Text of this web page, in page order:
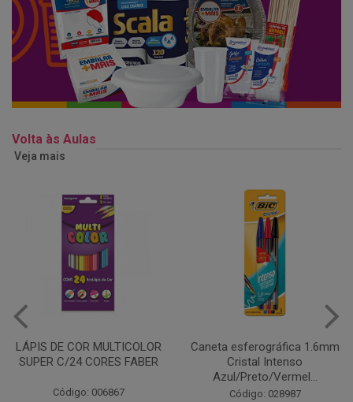
Volta às Aulas
Veja mais
Caneta esferográfica 1.6mm
Cristal Intenso
Código: 028987
COLA EM BASTÃO 40G - LEO
& LEO
Código: 028164